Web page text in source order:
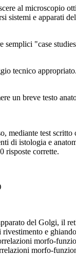
al microscopio
sistemi e apparati
semplici "case
tecnico appropriato.
un breve testo
mediante test
di istologia e
risposte corrette.
del Golgi, il
e
morfo-
morfo-